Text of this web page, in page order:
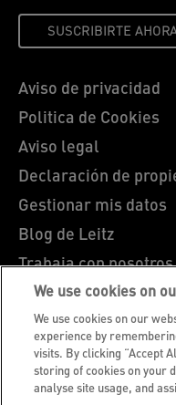
SUSCRIBIRTE
Aviso de privacidad
Politica de Cookies
Aviso legal
Declaración de
Gestionar mis datos
Blog de Leitz
Trabaja con nosotros
Servicio al cliente
Guía sobre el
Condiciones de
Declaraciones de
We use cookies on
We use cookies on our
experience by
visits. By clicking “Accept
storing of cookies on your
analyse site usage, and